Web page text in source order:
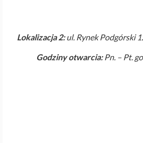
Lokalizacja 2:ul. Rynek Podgórski
Godziny otwarcia:Pn. – Pt.